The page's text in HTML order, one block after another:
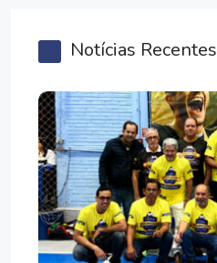
Notícias Recentes